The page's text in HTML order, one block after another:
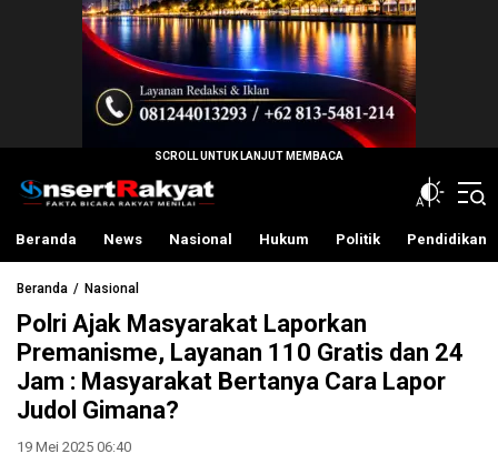
InsertRakyat.com
Fakta Bicara Rakyat Menilai
Beranda News Nasional Hukum Politik Pendidikan
Beranda Nasional
Polri Ajak Masyarakat Laporkan
Premanisme, Layanan 110 Gratis dan 24
Jam : Masyarakat Bertanya Cara Lapor
Judol Gimana?
19 Mei 2025 06:40